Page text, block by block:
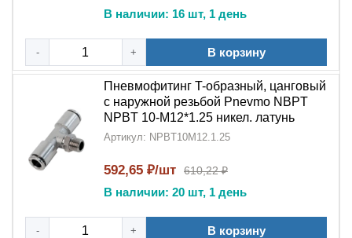
В наличии: 16 шт, 1 день
- + В корзину
Пневмофитинг T-образный, цанговый
с наружной резьбой Pnevmo NBPT
NPBT 10-M12*1.25 никел. латунь
Артикул: NPBT10M12.1.25
592,65 ₽/шт 610,22 ₽
В наличии: 20 шт, 1 день
- + В корзину